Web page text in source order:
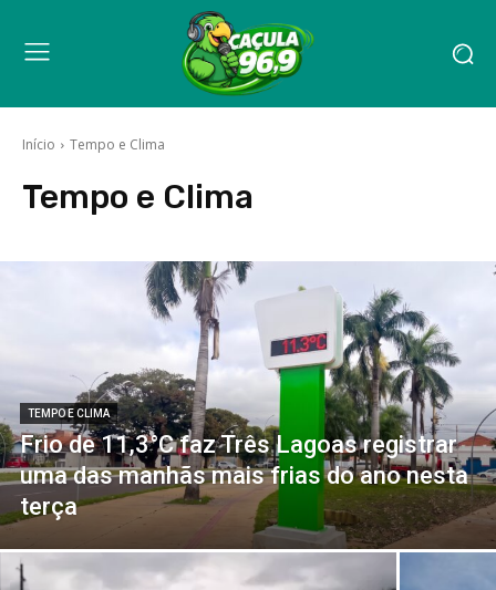
Início Tempo e Clima
Tempo e Clima
TEMPO E CLIMA
Frio de 11,3°C faz Três Lagoas registrar
uma das manhãs mais frias do ano nesta
terça